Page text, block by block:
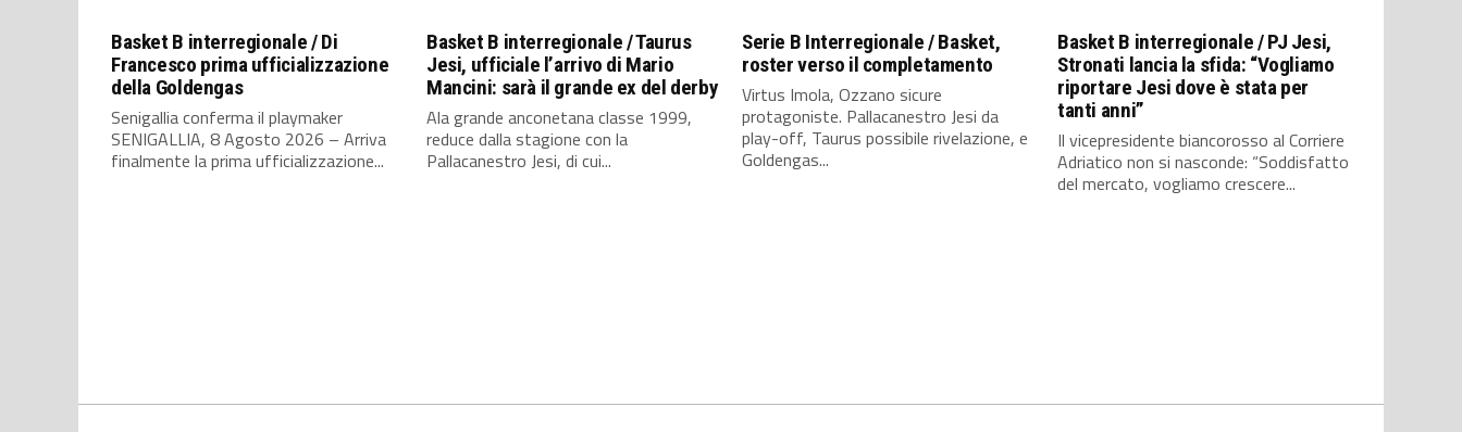
Basket B interregionale / Di
Francesco prima ufficializzazione
della Goldengas
Senigallia conferma il playmaker
SENIGALLIA, 8 Agosto 2026 – Arriva
finalmente la prima ufficializzazione...
Basket B interregionale / Taurus
Jesi, ufficiale l’arrivo di Mario
Mancini: sarà il grande ex del derby
Ala grande anconetana classe 1999,
reduce dalla stagione con la
Pallacanestro Jesi, di cui...
Serie B Interregionale / Basket,
roster verso il completamento
Virtus Imola, Ozzano sicure
protagoniste. Pallacanestro Jesi da
play-off, Taurus possibile rivelazione, e
Goldengas...
Basket B interregionale / PJ Jesi,
Stronati lancia la sfida: “Vogliamo
riportare Jesi dove è stata per
tanti anni”
Il vicepresidente biancorosso al Corriere
Adriatico non si nasconde: “Soddisfatto
del mercato, vogliamo crescere...